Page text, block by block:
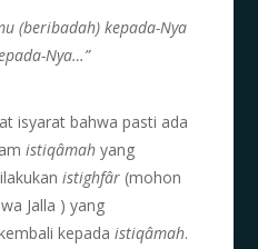
(beribadah) kepada-Nya
Nya…”
isyarat bahwa pasti ada
istiqâmah yang
istighfâr (mohon
Jalla ) yang
kepadaistiqâmah.